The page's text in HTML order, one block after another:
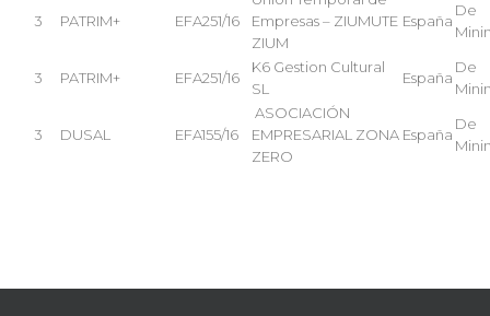
3 PATRIM+ EFA251/16
Empresas – ZIUMUTE
ZIUM
España
De
3 PATRIM+ EFA251/16
K6 Gestion Cultural
SL
España
De
3 DUSAL EFA155/16
ASOCIACIÓN
EMPRESARIAL ZONA
ZERO
España
De